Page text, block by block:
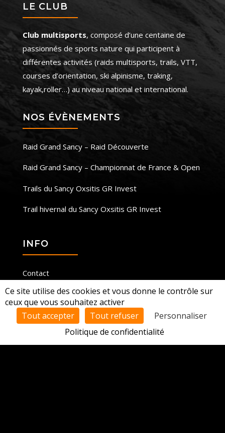
LE CLUB
Club multisports, composé d’une centaine de
passionnés de sports nature qui participent à
différentes activités (raids multisports, trails, VTT,
courses d’orientation, ski alpinisme, traking,
kayak,roller…) au niveau national et international.
NOS ÉVÈNEMENTS
Raid Grand Sancy – Raid Découverte
Raid Grand Sancy – Championnat de France & Open
Trails du Sancy Oxsitis GR Invest
Trail hivernal du Sancy Oxsitis GR Invest
INFO
Contact
Mentions légales
Espace licencié
Ce site utilise des cookies et vous donne le contrôle sur
ceux que vous souhaitez activer
Tout accepter
Tout refuser
Personnaliser
Politique de confidentialité